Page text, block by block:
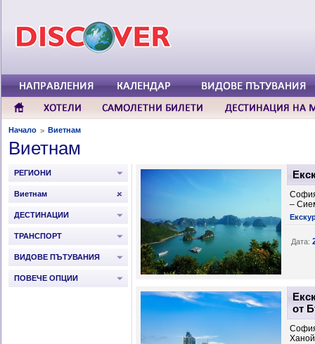
Начало > Виетнам
Виетнам
РЕГИОНИ
Виетнам
ДЕСТИНАЦИИ
ТРАНСПОРТ
ВИДОВЕ ПЪТУВАНИЯ
ПОВЕЧЕ ОПЦИИ
–
Дата:
от